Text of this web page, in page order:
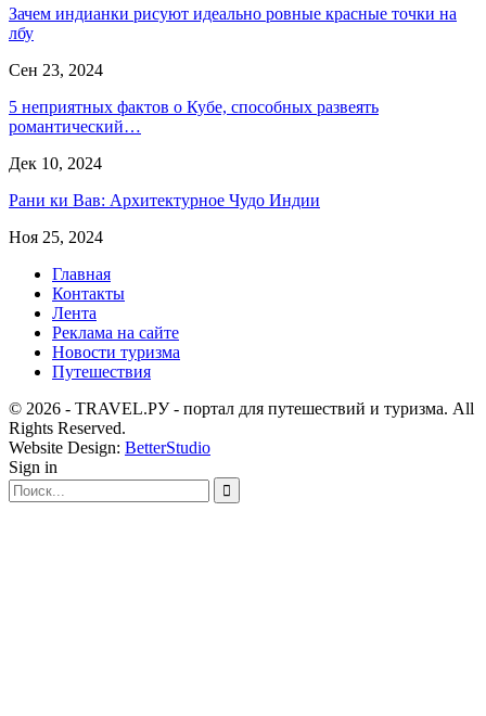
Зачем индианки рисуют идеально ровные красные точки на
лбу
Сен 23, 2024
5 неприятных фактов о Кубе, способных развеять
романтический…
Дек 10, 2024
Рани ки Вав: Архитектурное Чудо Индии
Ноя 25, 2024
Главная
Контакты
Лента
Реклама на сайте
Новости туризма
Путешествия
© 2026 - TRAVEL.РУ - портал для путешествий и туризма. All
Rights Reserved.
Website Design: BetterStudio
Sign in